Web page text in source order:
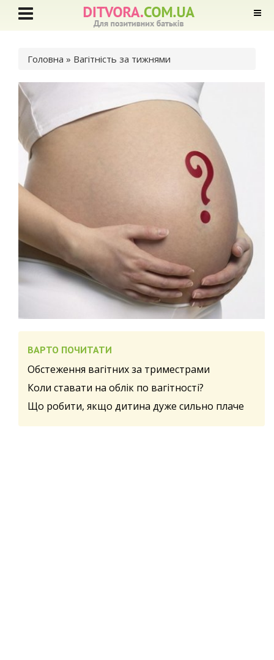
Ви є тут
Головна » Вагітність за тижнями
ВАРТО ПОЧИТАТИ
Обстеження вагітних за триместрами
Коли ставати на облік по вагітності?
Що робити, якщо дитина дуже сильно плаче